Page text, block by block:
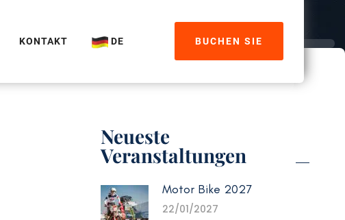
KONTAKT DE BUCHEN SIE
Neueste
Veranstaltungen
Motor Bike 2027
22/01/2027